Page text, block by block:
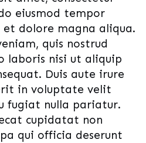
eiusmod tempor
dolore magna aliqua.
quis nostrud
laboris nisi ut aliquip
Duis aute irure
in voluptate velit
fugiat nulla pariatur.
cupidatat non
qui officia deserunt